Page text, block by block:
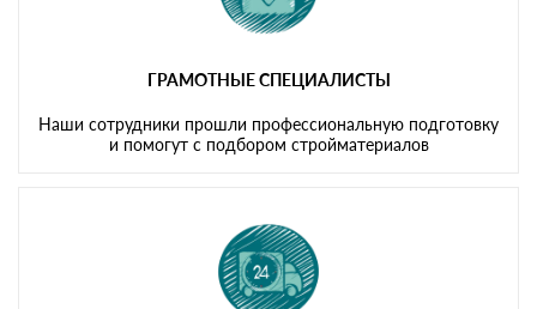
ГРАМОТНЫЕ СПЕЦИАЛИСТЫ
Наши сотрудники прошли профессиональную подготовку
и помогут с подбором стройматериалов